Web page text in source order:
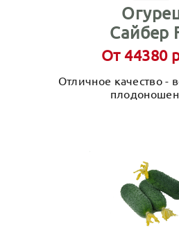
Сайбер
От 44380
Отличное качество -